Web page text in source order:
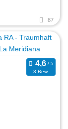
87
3 Bew.